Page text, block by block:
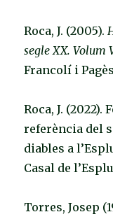
Roca, J. (2005).
segle XX. Volum
Francolí i
Roca, J. (2022).
referència del
diables a
Casal de
Torres, Josep